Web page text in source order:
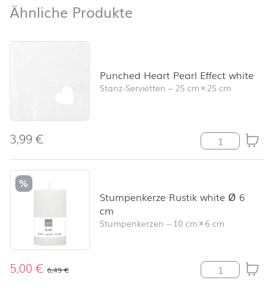
Ähnliche Produkte
Produktliste überspringen und zum Filter springen
Punched Heart Pearl Effect white
Stanz-Servietten –25 cm×25 cm
3,99€ Punched
%
Stumpenkerze Rustik white Ø 6
cm
Stumpenkerzen – 10 cm×6 cm
5,00€ 6,49€ Stumpenkerze